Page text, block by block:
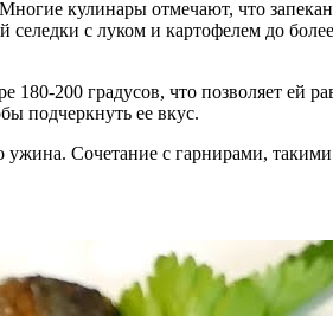
кулинары отмечают, что
селедки с луком и картофелем до
200 градусов, что позволяет ей
подчеркнуть ее вкус.
ужина. Сочетание с гарнирами,